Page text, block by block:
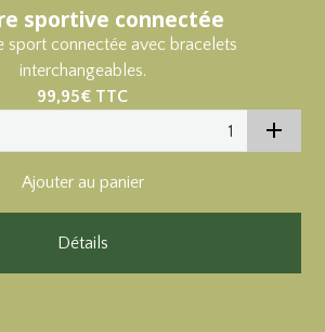
sportive connectée
sport connectée avec bracelets
interchangeables.
99,95€ TTC
Ajouter au panier
Détails